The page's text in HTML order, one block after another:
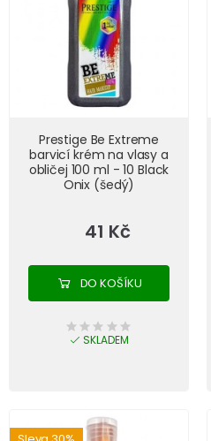
Prestige Be Extreme
barvicí krém na vlasy a
obličej 100 ml - 10 Black
Onix (šedý)
41 Kč
DO KOŠÍKU
SKLADEM